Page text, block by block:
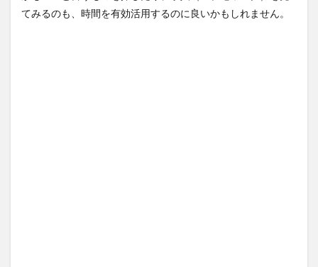
てみるのも、時間を有効活用するのに良いかもしれません。